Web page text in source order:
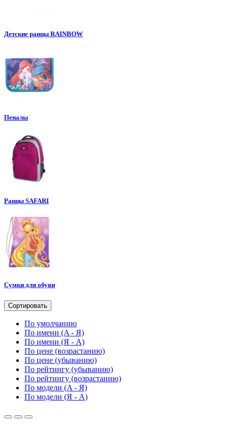
Детские ранцы RAINBOW
Пеналы
Ранцы SAFARI
Сумки для обуви
Сортировать
По умолчанию
По имени (A - Я)
По имени (Я - A)
По цене (возрастанию)
По цене (убыванию)
По рейтингу (убыванию)
По рейтингу (возрастанию)
По модели (A - Я)
По модели (Я - A)